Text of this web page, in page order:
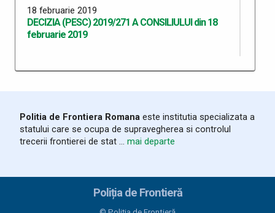
18 februarie 2019
DECIZIA (PESC) 2019/271 A CONSILIULUI din 18
februarie 2019
REGULAMENTUL DE PUNERE ÎN APLICARE (UE)
15 februarie 2019
Regim de sancțiuni pentru Da'esh și Al-Qaida la
nivelul Organizației Națiunilor Unite
Decizia (PESC) 2018/466 a Consiliului
Politia de Frontiera Romana este institutia specializata a
statului care se ocupa de supravegherea si controlul
trecerii frontierei de stat ... mai departe
Poliția de Frontieră